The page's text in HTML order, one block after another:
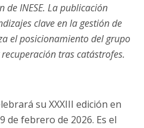
INESE. La publicación
clave en la gestión de
el posicionamiento del grupo
tras catástrofes.
su XXXIII edición en
de febrero de 2026. Es el